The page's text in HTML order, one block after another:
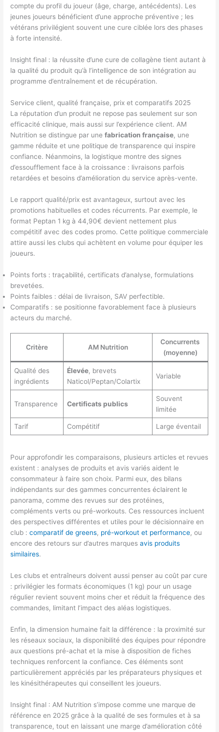
compte du profil du joueur (âge, charge, antécédents). Les
jeunes joueurs bénéficient d’une approche préventive ; les
vétérans privilégient souvent une cure ciblée lors des phases
à forte intensité.
Insight final : la réussite d’une cure de collagène tient autant à
la qualité du produit qu’à l’intelligence de son intégration au
programme d’entraînement et de récupération.
Service client, qualité française, prix et comparatifs 2025
La réputation d’un produit ne repose pas seulement sur son
efficacité clinique, mais aussi sur l’expérience client. AM
Nutrition se distingue par unefabrication française, une
gamme réduite et une politique de transparence qui inspire
confiance. Néanmoins, la logistique montre des signes
d’essoufflement face à la croissance : livraisons parfois
retardées et besoins d’amélioration du service après-vente.
Le rapport qualité/prix est avantageux, surtout avec les
promotions habituelles et codes récurrents. Par exemple, le
format Peptan 1 kg à 44,90€ devient nettement plus
compétitif avec des codes promo. Cette politique commerciale
attire aussi les clubs qui achètent en volume pour équiper les
joueurs.
Points forts : traçabilité, certificats d’analyse, formulations
brevetées.
Points faibles : délai de livraison, SAV perfectible.
Comparatifs : se positionne favorablement face à plusieurs
acteurs du marché.
Critère AM Nutrition
Concurrents
(moyenne)
Qualité des
ingrédients
Élevée, brevets
Naticol/Peptan/Colartix
Variable
Transparence Certificats publics
Souvent
limitée
Tarif Compétitif Large éventail
Pour approfondir les comparaisons, plusieurs articles et revues
existent : analyses de produits et avis variés aident le
consommateur à faire son choix. Parmi eux, des bilans
indépendants sur des gammes concurrentes éclairent le
panorama, comme des revues sur des protéines,
compléments verts ou pré-workouts. Ces ressources incluent
des perspectives différentes et utiles pour le décisionnaire en
club :comparatif de greens, pré-workout et performance, ou
encore des retours sur d’autres marquesavis produits
similaires.
Les clubs et entraîneurs doivent aussi penser au coût par cure
: privilégier les formats économiques (1 kg) pour un usage
régulier revient souvent moins cher et réduit la fréquence des
commandes, limitant l’impact des aléas logistiques.
Enfin, la dimension humaine fait la différence : la proximité sur
les réseaux sociaux, la disponibilité des équipes pour répondre
aux questions pré-achat et la mise à disposition de fiches
techniques renforcent la confiance. Ces éléments sont
particulièrement appréciés par les préparateurs physiques et
les kinésithérapeutes qui conseillent les joueurs.
Insight final : AM Nutrition s’impose comme une marque de
référence en 2025 grâce à la qualité de ses formules et à sa
transparence, tout en laissant une marge d’amélioration côté